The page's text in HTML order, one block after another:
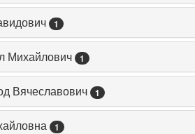
1
Михайлович 1
Вячеславович 1
1